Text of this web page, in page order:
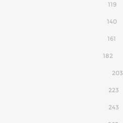
119
140
161
182
203
223
243